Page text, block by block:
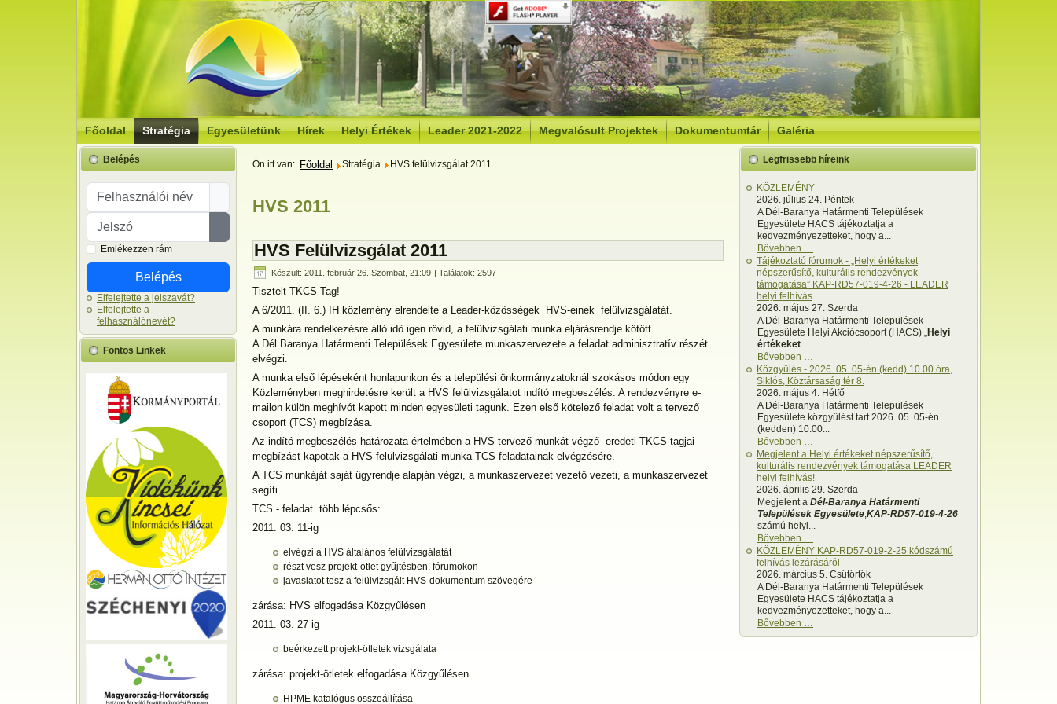
Főoldal Stratégia Egyesületünk Hírek Helyi Értékek Leader 2021-2022 Megvalósult Projektek Dokumentumtár Galéria
Belépés
Felhasználói név
Jelszó
Jelszó megjelenítése
Emlékezzen rám
Belépés
Elfelejtette a jelszavát?
Elfelejtette a
felhasználónevét?
Fontos Linkek
Ön itt van: Főoldal Stratégia HVS felülvizsgálat 2011
HVS 2011
HVS Felülvizsgálat 2011
Készült: 2011. február 26. Szombat, 21:09 | Találatok: 2597
Tisztelt TKCS Tag!
A 6/2011. (II. 6.) IH közlemény elrendelte a Leader-közösségek HVS-einek felülvizsgálatát.
A munkára rendelkezésre álló idő igen rövid, a felülvizsgálati munka eljárásrendje kötött.
A Dél Baranya Határmenti Települések Egyesülete munkaszervezete a feladat adminisztratív részét
elvégzi.
A munka első lépéseként honlapunkon és a települési önkormányzatoknál szokásos módon egy
Közleményben meghirdetésre került a HVS felülvizsgálatot indító megbeszélés. A rendezvényre e-
mailon külön meghívót kapott minden egyesületi tagunk. Ezen első kötelező feladat volt a tervező
csoport (TCS) megbízása.
Az indító megbeszélés határozata értelmében a HVS tervező munkát végző eredeti TKCS tagjai
megbízást kapotak a HVS felülvizsgálati munka TCS-feladatainak elvégzésére.
A TCS munkáját saját ügyrendje alapján végzi, a munkaszervezet vezető vezeti, a munkaszervezet
segíti.
TCS - feladat több lépcsős:
2011. 03. 11-ig
elvégzi a HVS általános felülvizsgálatát
részt vesz projekt-ötlet gyűjtésben, fórumokon
javaslatot tesz a felülvizsgált HVS-dokumentum szövegére
zárása: HVS elfogadása Közgyűlésen
2011. 03. 27-ig
beérkezett projekt-ötletek vizsgálata
zárása: projekt-ötletek elfogadása Közgyűlésen
HPME katalógus összeállítása
Legfrissebb híreink
KÖZLEMÉNY
2026. július 24. Péntek
A Dél-Baranya Határmenti Települések
Egyesülete HACS tájékoztatja a
kedvezményezetteket, hogy a...
Bővebben …
Tájékoztató fórumok - „Helyi értékeket
népszerűsítő, kulturális rendezvények
támogatása” KAP-RD57-019-4-26 - LEADER
helyi felhívás
2026. május 27. Szerda
A Dél-Baranya Határmenti Települések
Egyesülete Helyi Akciócsoport (HACS) „Helyi
értékeket...
Bővebben …
Közgyűlés - 2026. 05. 05-én (kedd) 10.00 óra,
Siklós, Köztársaság tér 8.
2026. május 4. Hétfő
A Dél-Baranya Határmenti Települések
Egyesülete közgyűlést tart 2026. 05. 05-én
(kedden) 10.00...
Bővebben …
Megjelent a Helyi értékeket népszerűsítő,
kulturális rendezvények támogatása LEADER
helyi felhívás!
2026. április 29. Szerda
Megjelent a Dél-Baranya Határmenti
Települések Egyesülete,KAP-RD57-019-4-26
számú helyi...
Bővebben …
KÖZLEMÉNY KAP-RD57-019-2-25 kódszámú
felhívás lezárásáról
2026. március 5. Csütörtök
A Dél-Baranya Határmenti Települések
Egyesülete HACS tájékoztatja a
kedvezményezetteket, hogy a...
Bővebben …